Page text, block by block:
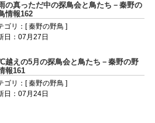
の真っただ中の探鳥会と鳥たち－秦野の
情報162
ゴリ：[ 秦野の野鳥 ]
日：07月27日
越えの5月の探鳥会と鳥たち－秦野の野
報161
ゴリ：[ 秦野の野鳥 ]
日：07月24日